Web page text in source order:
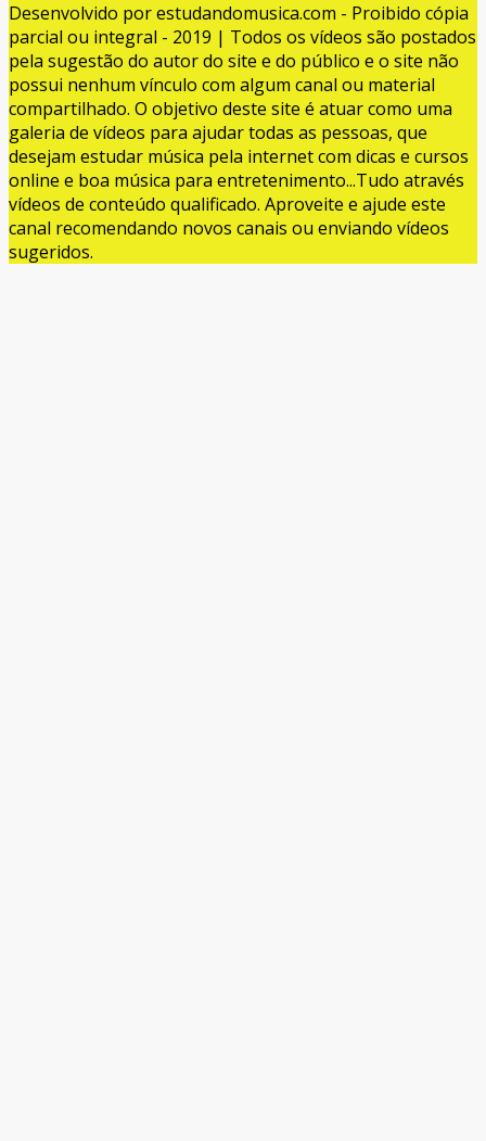
Desenvolvido por estudandomusica.com - Proibido cópia
parcial ou integral - 2019 | Todos os vídeos são postados
pela sugestão do autor do site e do público e o site não
possui nenhum vínculo com algum canal ou material
compartilhado. O objetivo deste site é atuar como uma
galeria de vídeos para ajudar todas as pessoas, que
desejam estudar música pela internet com dicas e cursos
online e boa música para entretenimento...Tudo através
vídeos de conteúdo qualificado. Aproveite e ajude este
canal recomendando novos canais ou enviando vídeos
sugeridos.